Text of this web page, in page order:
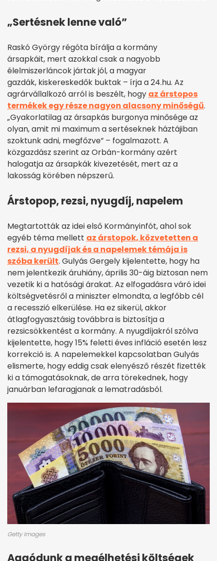
„Sertésnek lenne való”
Raskó György régóta bírálja a kormány
ársapkáit, mert azokkal csak a nagyobb
élelmiszerláncok jártak jól, a magyar
gazdák, kiskereskedők buktak – írja a 24.hu. Az
agrárvállalkozó arról is beszélt, hogy az árstopos
termékek egy része nagyon alacsony minőségű.
„Gyakorlatilag az ársapkás burgonya minősége az
olyan, amit mi maximum a sertéseknek háztájiban
szoktunk adni, megfőzve” – fogalmazott. A
közgazdász szerint az Orbán-kormány azért
halogatja az ársapkák kivezetését, mert az a
lakosság körében népszerű.
Árstopop, rezsi, nyugdíj, napelem
Megtartották az idei első Kormányinfót, ahol sok
egyéb téma mellett az árstopok, közvetetten a
rezsi, a nyugdíjak és a napelemek témája is
szóba került. Gulyás Gergely kijelentette, hogy ha
nem jelentkezik áruhiány, április 30-áig biztosan nem
vezetik ki a hatósági árakat. Az elfogadásra váró idei
költségvetésről a miniszter elmondta, a legfőbb cél
a recesszió elkerülése. Ha ez sikerül, akkor
átlagfogyasztásig továbbra is biztosítja a
rezsicsökkentést a kormány. A nyugdíjakról szólva
kijelentette, hogy 15% feletti éves infláció esetén lesz
korrekció is. A napelemekkel kapcsolatban Gulyás
elismerte, hogy eddig csak elenyésző részét fizették
ki a támogatásoknak, de arra törekednek, hogy
januárban lefaragjanak a lematradásból.
Getty Images
Aggódunk a megélhetési költségek